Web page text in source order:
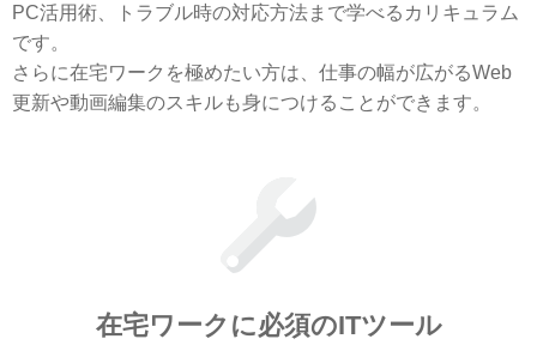
PC活用術、トラブル時の対応方法まで学べるカリキュラム
です。
さらに在宅ワークを極めたい方は、仕事の幅が広がるWeb
更新や動画編集のスキルも身につけることができます。
在宅ワークに必須のITツール